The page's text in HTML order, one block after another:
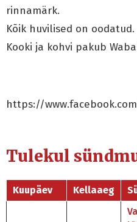
rinnamärk.
Kõik huvilised on oodatud.
Kooki ja kohvi pakub
https://
Tulekul
Kuupäev Kellaaeg